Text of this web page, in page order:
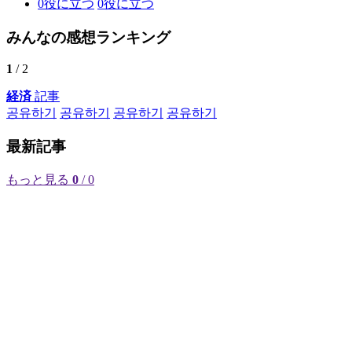
0役に立つ 0役に立つ
みんなの感想ランキング
1 / 2
経済記事
공유하기
공유하기 공유하기 공유하기
最新記事
もっと見る 0 / 0